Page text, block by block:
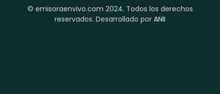
© emisoraenvivo.com 2024. Todos los derechos
reservados. Desarrollado por ANII